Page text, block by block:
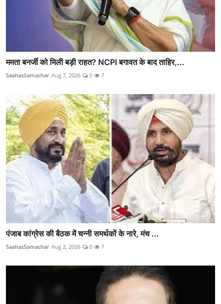
ममता बनर्जी को मिली बड़ी राहत? NCPI बगावत के बाद ताहिर,...
SaahasSamachar Aug 7, 2026 0 7
पंजाब कांग्रेस की बैठक में चन्नी समर्थकों के नारे, मंच ...
SaahasSamachar Aug 2, 2026 0 7